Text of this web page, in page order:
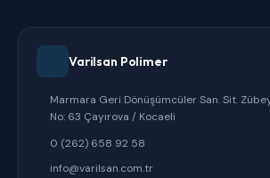
Varilsan Polimer
Marmara Geri Dönüşümcüler San. Sit.
No: 63 Çayırova / Kocaeli
0 (262) 658 92 58
info@varilsan.com.tr